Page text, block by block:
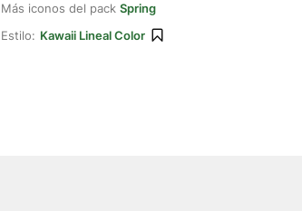
Más iconos del pack Spring
Estilo: Kawaii Lineal Color